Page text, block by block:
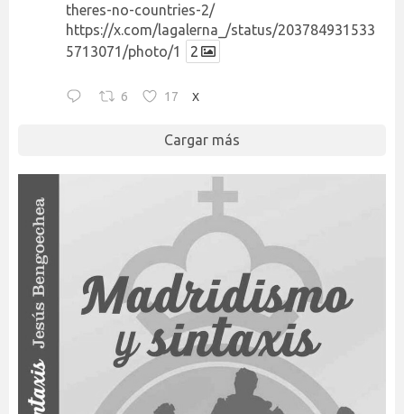
theres-no-countries-2/
https://x.com/lagalerna_/status/203784931533
5713071/photo/1
2
6 17 X
Cargar más